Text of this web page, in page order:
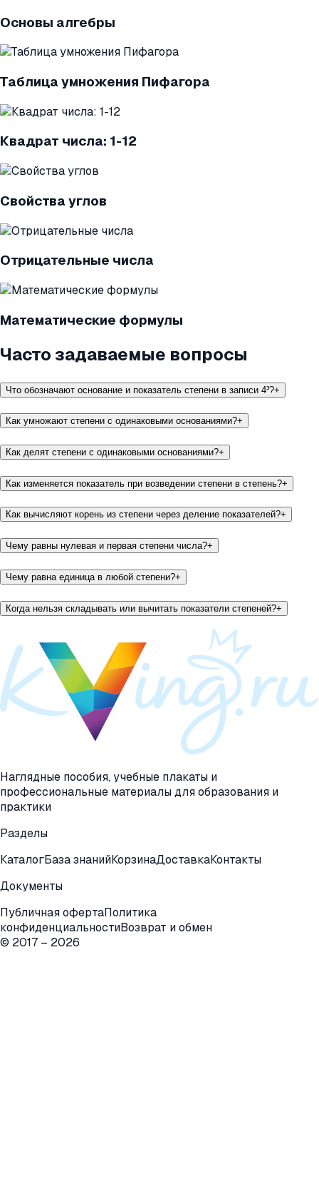
Основы алгебры
Таблица умножения Пифагора
Квадрат числа: 1-12
Свойства углов
Отрицательные числа
Математические формулы
Часто задаваемые вопросы
Что обозначают основание и показатель степени в записи 4³?+
Как умножают степени с одинаковыми основаниями?+
Как делят степени с одинаковыми основаниями?+
Как изменяется показатель при возведении степени в степень?+
Как вычисляют корень из степени через деление показателей?+
Чему равны нулевая и первая степени числа?+
Чему равна единица в любой степени?+
Когда нельзя складывать или вычитать показатели степеней?+
Наглядные пособия, учебные плакаты и
профессиональные материалы для образования и
практики
Разделы
КаталогБаза знанийКорзинаДоставкаКонтакты
Документы
Публичная офертаПолитика
конфиденциальностиВозврат и обмен
© 2017 – 2026